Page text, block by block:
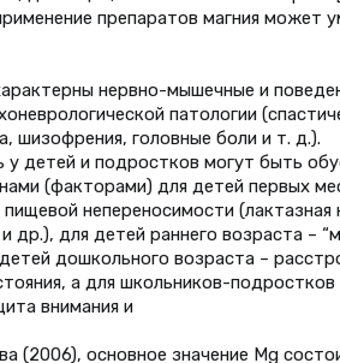
препаратов магния может
нервно-мышечные и
патологии
шизофрения, головные боли и т. д.).
детей и подростков могут быть
(факторами) для детей первых
непереносимости
др.), для детей раннего возраста –
дошкольного возраста –
а для школьников-подростков
внимания и
(2006), основное значение Mg